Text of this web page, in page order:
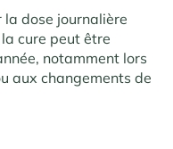
la dose journalière
cure peut être
notamment lors
aux changements de